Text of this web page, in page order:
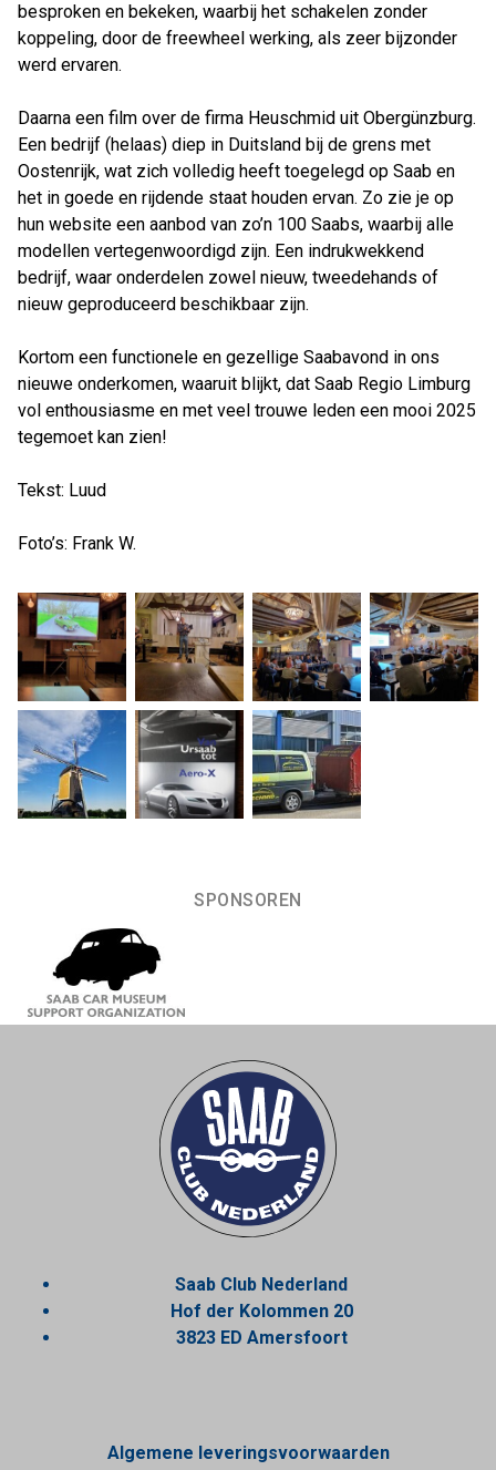
besproken en bekeken, waarbij het schakelen zonder
koppeling, door de freewheel werking, als zeer bijzonder
werd ervaren.
Daarna een film over de firma Heuschmid uit Obergünzburg.
Een bedrijf (helaas) diep in Duitsland bij de grens met
Oostenrijk, wat zich volledig heeft toegelegd op Saab en
het in goede en rijdende staat houden ervan. Zo zie je op
hun website een aanbod van zo’n 100 Saabs, waarbij alle
modellen vertegenwoordigd zijn. Een indrukwekkend
bedrijf, waar onderdelen zowel nieuw, tweedehands of
nieuw geproduceerd beschikbaar zijn.
Kortom een functionele en gezellige Saabavond in ons
nieuwe onderkomen, waaruit blijkt, dat Saab Regio Limburg
vol enthousiasme en met veel trouwe leden een mooi 2025
tegemoet kan zien!
Tekst: Luud
Foto’s: Frank W.
SPONSOREN
Saab Club Nederland
Hof der Kolommen 20
3823 ED Amersfoort
Algemene leveringsvoorwaarden